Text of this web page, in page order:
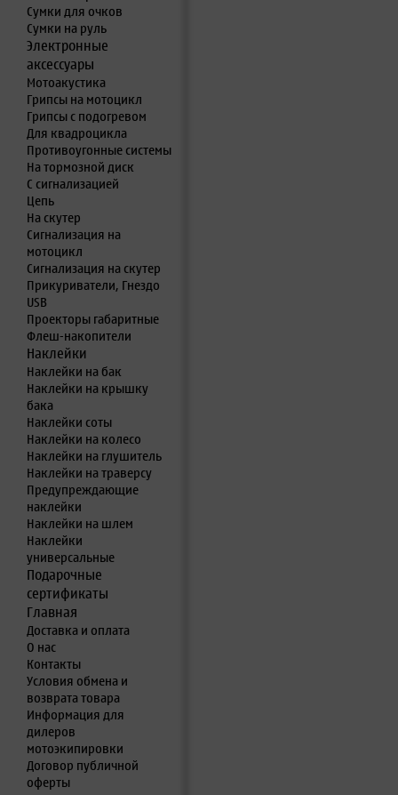
Сумки для очков
Сумки на руль
Электронные
аксессуары
Мотоакустика
Грипсы на мотоцикл
Грипсы с подогревом
Для квадроцикла
Противоугонные системы
На тормозной диск
С сигнализацией
Цепь
На скутер
Сигнализация на
мотоцикл
Сигнализация на скутер
Прикуриватели, Гнездо
USB
Проекторы габаритные
Флеш-накопители
Наклейки
Наклейки на бак
Наклейки на крышку
бака
Наклейки соты
Наклейки на колесо
Наклейки на глушитель
Наклейки на траверсу
Предупреждающие
наклейки
Наклейки на шлем
Наклейки
универсальные
Подарочные
сертификаты
Главная
Доставка и оплата
О нас
Контакты
Условия обмена и
возврата товара
Информация для
дилеров
мотоэкипировки
Договор публичной
оферты